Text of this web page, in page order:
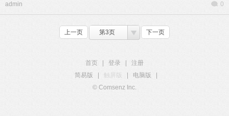
admin 0
上一页 第3页 下一页
首页 登录
注册
简易版
触屏版 电脑版
© Comsenz Inc.